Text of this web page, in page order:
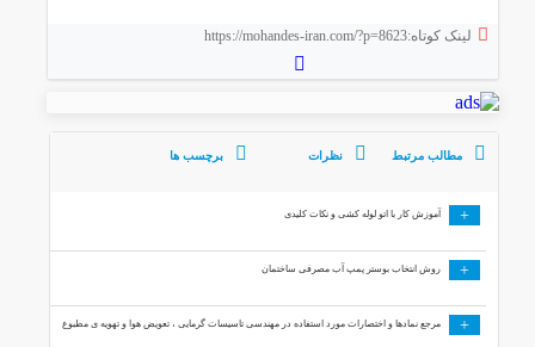
لینک کوتاه:https://mohandes-iran.com/?p=8623
مطالب مرتبط نظرات برچسب ها
+ آموزش کار با اتو لوله کشی و نکات کلیدی
+ روش انتخاب بوستر پمپ آب مصرفی ساختمان
+ مرجع نمادها و اختصارات مورد استفاده در مهندسی تاسیسات گرمایی ، تعویض هوا و تهویه ی مطبوع